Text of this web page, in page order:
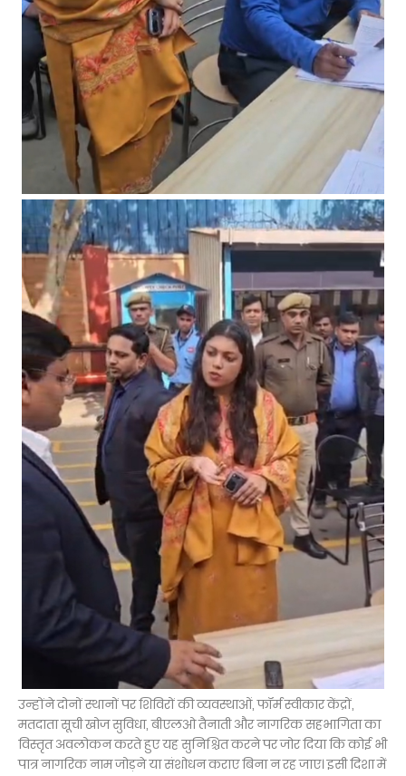
उन्होंने दोनों स्थानों पर शिविरों की व्यवस्थाओं, फॉर्म स्वीकार केंद्रों,
मतदाता सूची खोज सुविधा, बीएलओ तैनाती और नागरिक सहभागिता का
विस्तृत अवलोकन करते हुए यह सुनिश्चित करने पर जोर दिया कि कोई भी
पात्र नागरिक नाम जोड़ने या संशोधन कराए बिना न रह जाए। इसी दिशा में